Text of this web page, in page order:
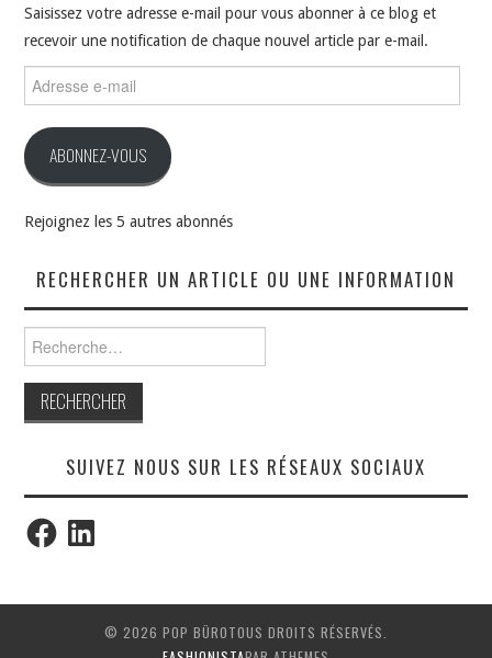
Saisissez votre adresse e-mail pour vous abonner à ce blog et
recevoir une notification de chaque nouvel article par e-mail.
e-
ABONNEZ-VOUS
Rejoignez les 5 autres abonnés
RECHERCHER UN ARTICLE OU UNE INFORMATION
SUIVEZ NOUS SUR LES RÉSEAUX SOCIAUX
FacebookLinkedIn
© 2026 POP BÜROTOUS DROITS RÉSERVÉS.